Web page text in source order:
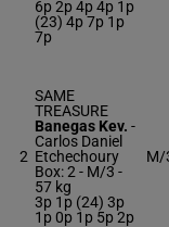
6p 2p 4p 4p 1p
(23) 4p 7p 1p
7p
2
SAME
TREASURE
Banegas Kev. -
Carlos Daniel
Etchechoury
Box: 2 - M/3 -
57 kg
3p 1p (24) 3p
1p 0p 1p 5p 2p
M/